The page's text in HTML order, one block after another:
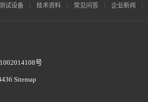
试设备 技术资料 常见问答 企业新闻
号
Sitemap